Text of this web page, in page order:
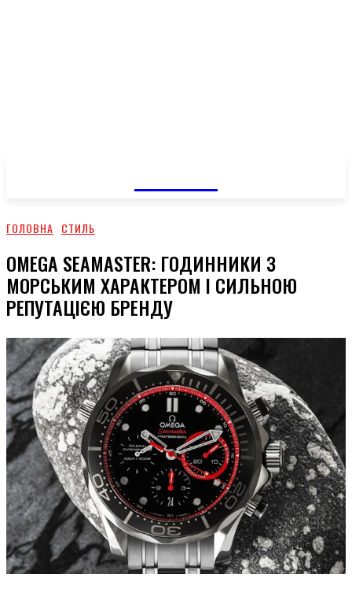
ГОЛОВНА СТИЛЬ
OMEGA SEAMASTER: ГОДИННИКИ З
МОРСЬКИМ ХАРАКТЕРОМ І СИЛЬНОЮ
РЕПУТАЦІЄЮ БРЕНДУ